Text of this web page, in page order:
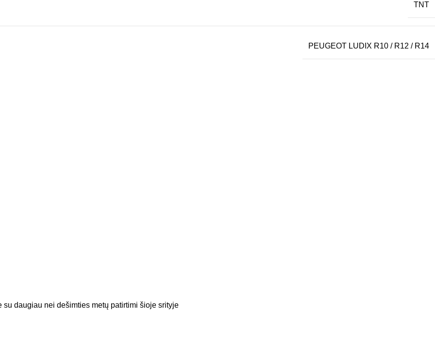
TNT
PEUGEOT LUDIX R10 / R12 / R14
daugiau nei dešimties metų patirtimi šioje srityje